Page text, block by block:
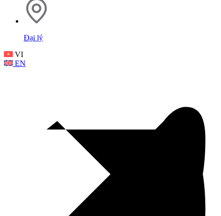
Đại lý
VI
EN